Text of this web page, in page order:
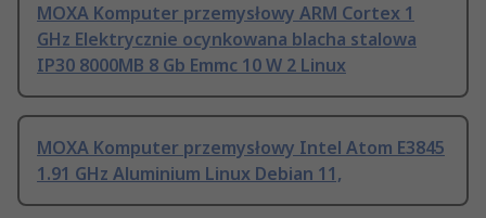
MOXA Komputer przemysłowy ARM Cortex 1
GHz Elektrycznie ocynkowana blacha stalowa
IP30 8000MB 8 Gb Emmc 10 W 2 Linux
MOXA Komputer przemysłowy Intel Atom E3845
1.91 GHz Aluminium Linux Debian 11,